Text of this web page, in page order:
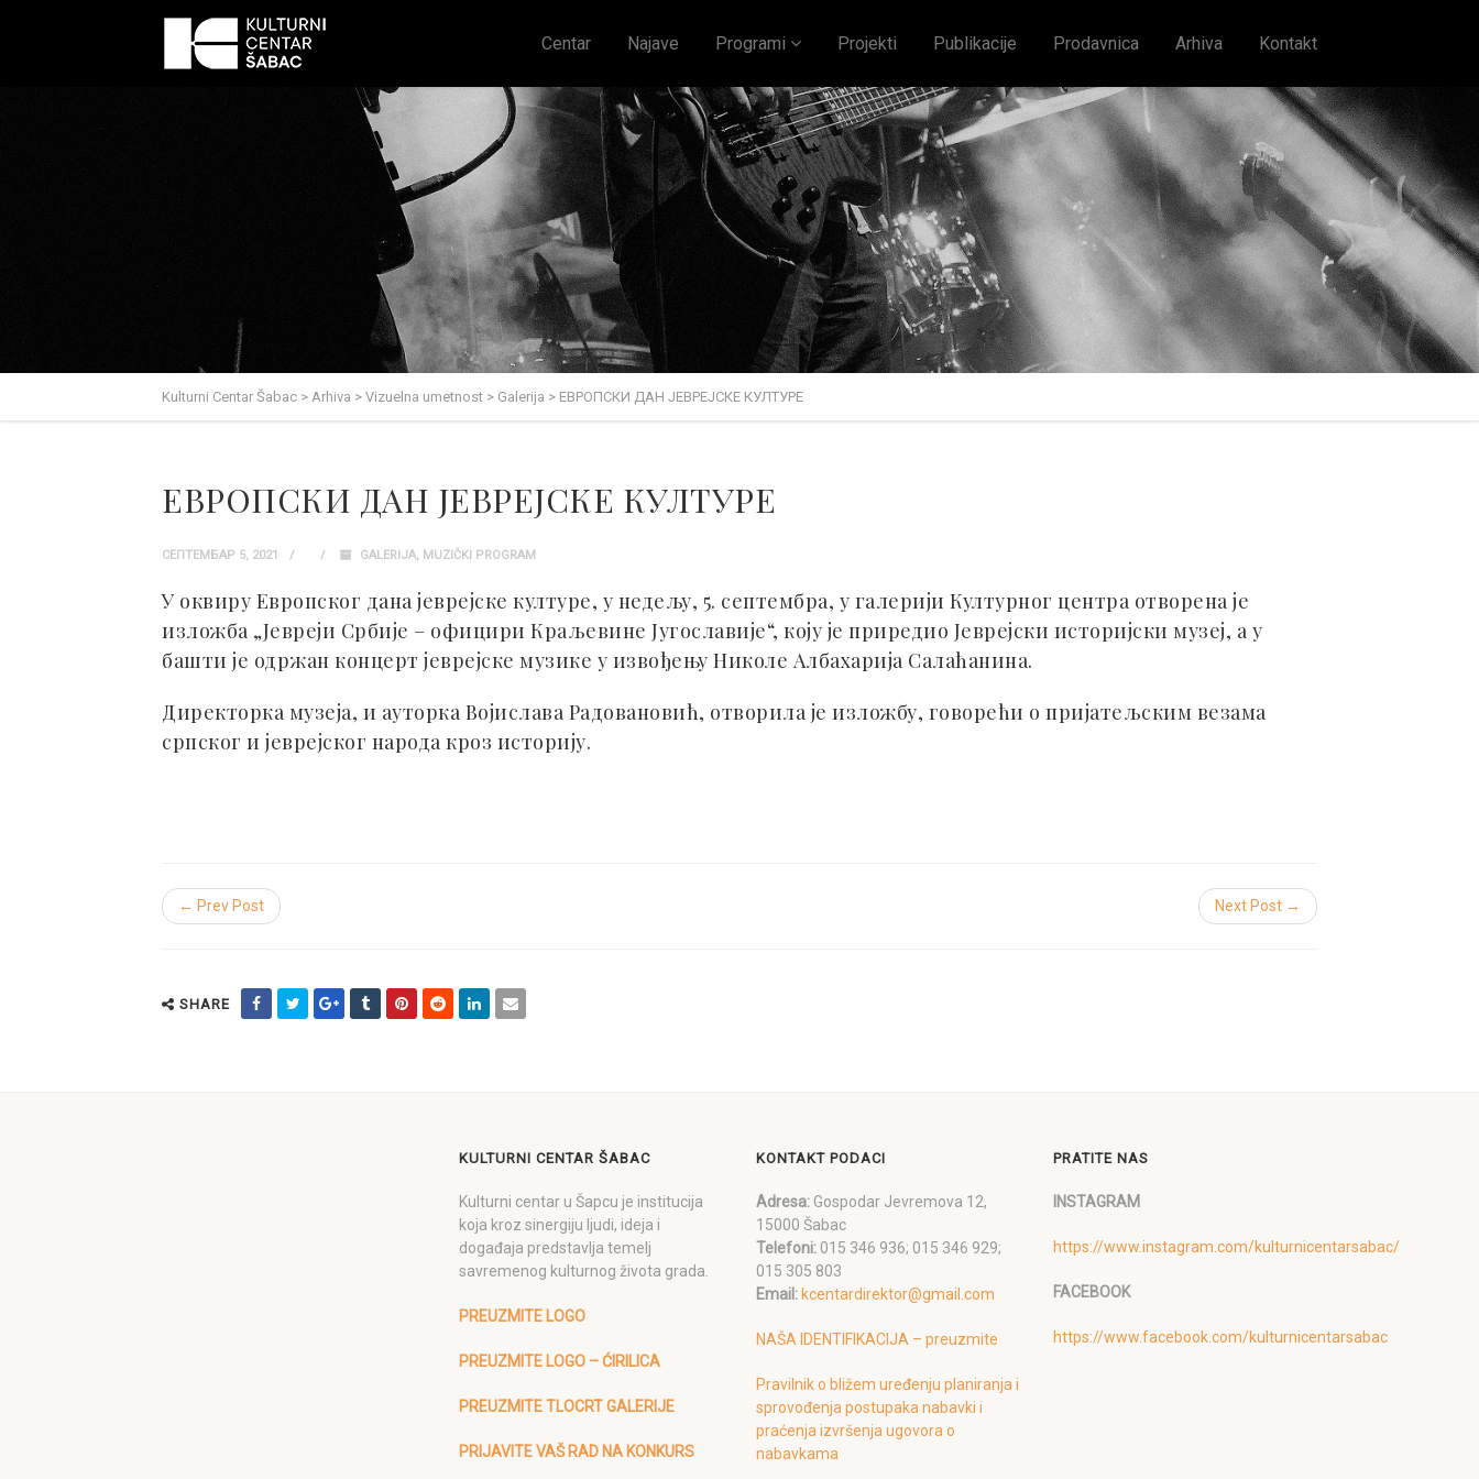
Centar Najave Programi Projekti Publikacije Prodavnica Arhiva Kontakt
Kulturni Centar Šabac > Arhiva > Vizuelna umetnost > Galerija > ЕВРОПСКИ ДАН ЈЕВРЕЈСКЕ КУЛТУРЕ
ЕВРОПСКИ ДАН ЈЕВРЕЈСКЕ КУЛТУРЕ
СЕПТЕМБАР 5, 2021 GALERIJA, MUZIČKI PROGRAM
У оквиру Европског дана јеврејске културе, у недељу, 5. септембра, у галерији Културног центра отворена је
изложба „Јевреји Србије – официри Краљевине Југославије“, коју је приредио Јеврејски историјски музеј, а у
башти је одржан концерт јеврејске музике у извођењу Николе Албахарија Салаћанина.
Директорка музеја, и ауторка Војислава Радовановић, отворила је изложбу, говорећи о пријатељским везама
српског и јеврејског народа кроз историју.
← Prev Post Next Post →
SHARE
KULTURNI CENTAR ŠABAC
Kulturni centar u Šapcu je institucija
koja kroz sinergiju ljudi, ideja i
događaja predstavlja temelj
savremenog kulturnog života grada.
PREUZMITE LOGO
PREUZMITE LOGO – ĆIRILICA
PREUZMITE TLOCRT GALERIJE
PRIJAVITE VAŠ RAD NA KONKURS
KONTAKT PODACI
Adresa: Gospodar Jevremova 12,
15000 Šabac
Telefoni: 015 346 936; 015 346 929;
015 305 803
Email: kcentardirektor@gmail.com
NAŠA IDENTIFIKACIJA – preuzmite
Pravilnik o bližem uređenju planiranja i
sprovođenja postupaka nabavki i
praćenja izvršenja ugovora o
nabavkama
PRATITE NAS
INSTAGRAM
https://www.instagram.com/kulturnicentarsabac/
FACEBOOK
https://www.facebook.com/kulturnicentarsabac